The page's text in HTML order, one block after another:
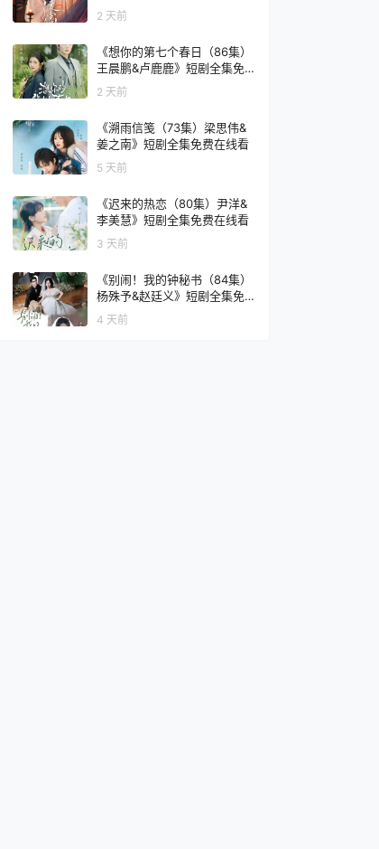
2 天前
《想你的第七个春日（86集）
王晨鹏&卢鹿鹿》短剧全集免
费在线看
2 天前
《溯雨信笺（73集）梁思伟&
姜之南》短剧全集免费在线看
5 天前
《迟来的热恋（80集）尹洋&
李美慧》短剧全集免费在线看
3 天前
《别闹！我的钟秘书（84集）
杨殊予&赵廷义》短剧全集免
费在线看
4 天前